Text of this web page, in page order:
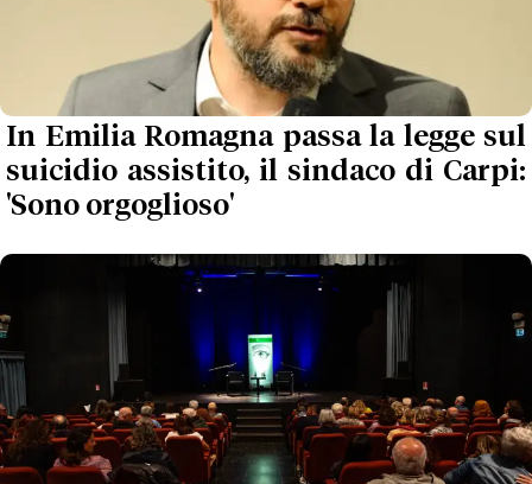
In Emilia Romagna passa la legge sul
suicidio assistito, il sindaco di Carpi:
'Sono orgoglioso'